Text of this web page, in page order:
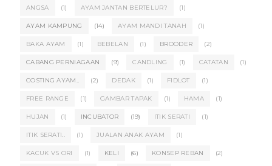
ANGSA (1) AYAM JANTAN BERTELUR? (1)
AYAM KAMPUNG (14) AYAM MANDI TANAH (1)
BAKA AYAM (1) BEBELAN (1) BROODER (2)
CABANG PERNIAGAAN (9) CANDLING (1) CATATAN (1)
COSTING AYAM.. (2) DEDAK (1) FIDLOT (1)
FREE RANGE (1) GAMBAR TAPAK (1) HAMA (1)
HUJAN (1) INCUBATOR (19) ITIK SERATI (1)
ITIK SERATI.. (1) JUALAN ANAK AYAM (1)
KACUK VS ORI (1) KELI (6) KONSEP REBAN (2)